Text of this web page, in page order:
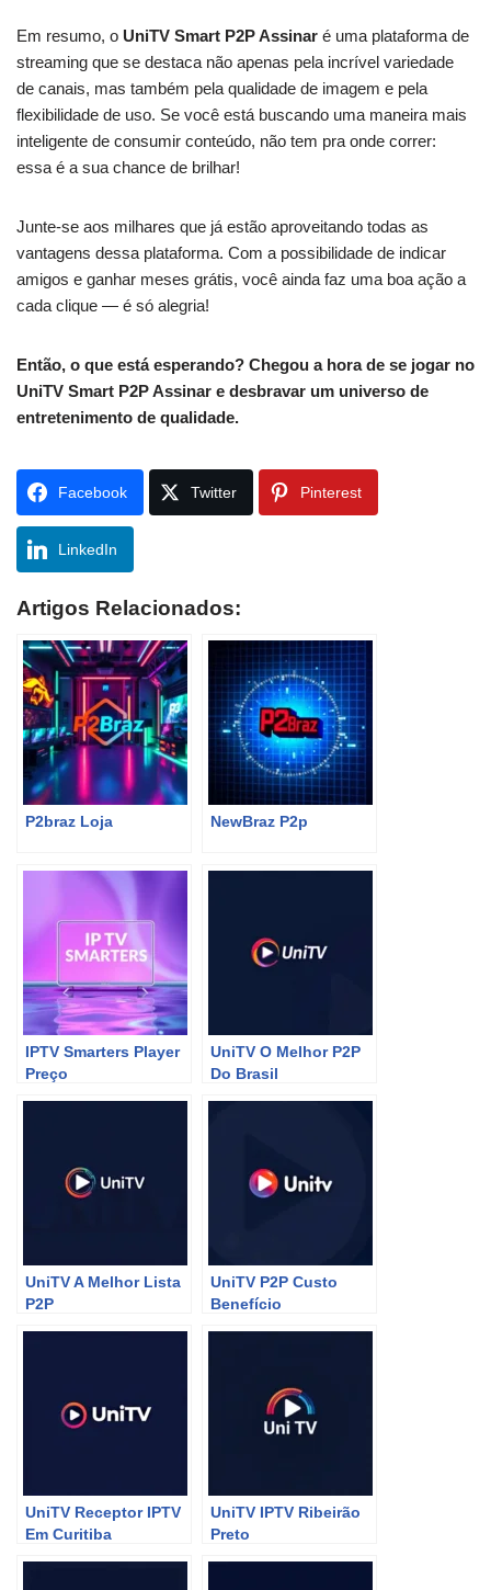
Em resumo, o UniTV Smart P2P Assinar é uma plataforma de
streaming que se destaca não apenas pela incrível variedade
de canais, mas também pela qualidade de imagem e pela
flexibilidade de uso. Se você está buscando uma maneira mais
inteligente de consumir conteúdo, não tem pra onde correr:
essa é a sua chance de brilhar!
Junte-se aos milhares que já estão aproveitando todas as
vantagens dessa plataforma. Com a possibilidade de indicar
amigos e ganhar meses grátis, você ainda faz uma boa ação a
cada clique — é só alegria!
Então, o que está esperando? Chegou a hora de se jogar no
UniTV Smart P2P Assinar e desbravar um universo de
entretenimento de qualidade.
Facebook Twitter Pinterest
LinkedIn
Artigos Relacionados:
P2braz Loja NewBraz P2p
IPTV Smarters Player
Preço
UniTV O Melhor P2P
Do Brasil
UniTV A Melhor Lista
P2P
UniTV P2P Custo
Benefício
UniTV Receptor IPTV
Em Curitiba
UniTV IPTV Ribeirão
Preto